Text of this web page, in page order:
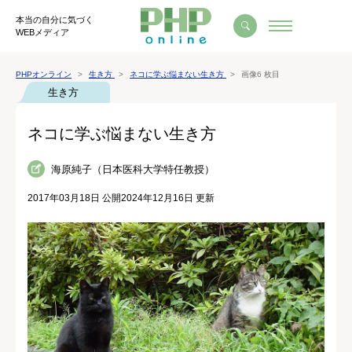
本当の自分に気づく
WEBメディア
PHPオンライン 生き方 ネコに学ぶ悩まない生き方 画像6 枚目
生き方
ネコに学ぶ悩まない生き方
海原純子（日本医科大学特任教授）
2017年03月18日 公開2024年12月16日 更新